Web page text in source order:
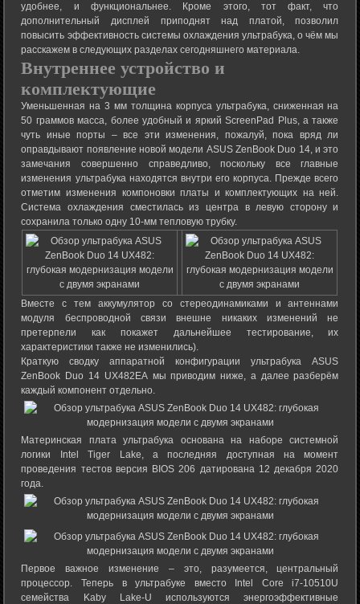
удобнее, и функциональнее. Кроме этого, тот факт, что
дополнительный дисплей приподнят над платой, позволил
повысить эффективность системы охлаждения ультрабука, о чём мы
расскажем в следующих разделах сегодняшнего материала.
Внутреннее устройство и
комплектующие
Уменьшенная на 3 мм толщина корпуса ультрабука, сниженная на
50 граммов масса, более удобный и яркий ScreenPad Plus, а также
чуть иные порты – все эти изменения, пожалуй, пока вряд ли
оправдывают появление новой модели ASUS ZenBook Duo 14, и это
замечания совершенно справедливо, поскольку все главные
изменения ультрабука находятся внутри его корпуса. Прежде всего
отметим изменения компоновки платы и комплектующих на ней.
Система охлаждения сместилась из центра в левую сторону и
сохранила только одну 10-мм тепловую трубку.
Вместе с тем аккумулятор со стереодинамиками и антеннами
модуля беспроводной связи внешне никаких изменений не
претерпели как покажет дальнейшее тестирование, их
характеристики также не изменились).
Краткую сводку аппаратной конфигурации ультрабука ASUS
ZenBook Duo 14 UX482EA мы приводим ниже, а далее разберём
каждый компонент отдельно.
Материнская плата ультрабука основана на наборе системной
логики Intel Tiger Lake, а последняя доступная на момент
проведения тестов версия BIOS 206 датирована 12 декабря 2020
года.
Первое важное изменение – это, разумеется, центральный
процессор. Теперь в ультрабуке вместо Intel Core i7-10510U
семейства Kaby Lake-U используются энергоэффективные